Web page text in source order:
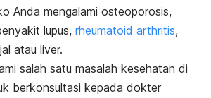
Anda mengalami osteoporosis,
lupus, rheumatoid arthritis,
atau liver.
salah satu masalah kesehatan di
berkonsultasi kepada dokter